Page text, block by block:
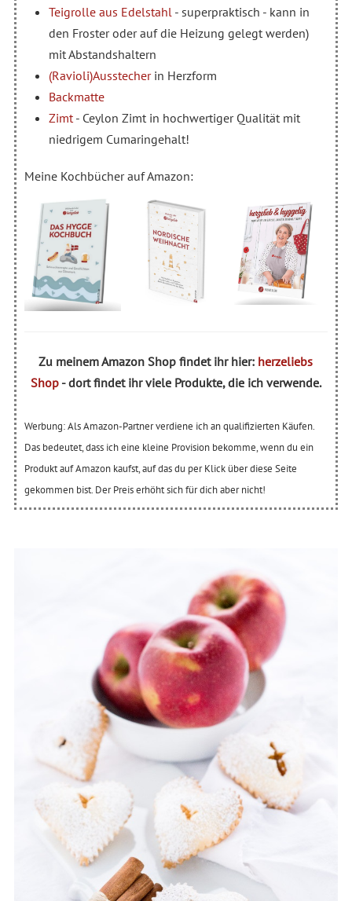
Teigrolle aus Edelstahl- superpraktisch - kann in
den Froster oder auf die Heizung gelegt werden)
mit Abstandshaltern
(Ravioli)Ausstecherin Herzform
Backmatte
Zimt- Ceylon Zimt in hochwertiger Qualität mit
niedrigem Cumaringehalt!
Meine Kochbücher auf Amazon:
Zu meinem Amazon Shop findet ihr hier: herzeliebs
Shop- dort findet ihr viele Produkte, die ich verwende.
Werbung: Als Amazon-Partner verdiene ich an qualifizierten Käufen.
Das bedeutet, dass ich eine kleine Provision bekomme, wenn du ein
Produkt auf Amazon kaufst, auf das du per Klick über diese Seite
gekommen bist. Der Preis erhöht sich für dich aber nicht!